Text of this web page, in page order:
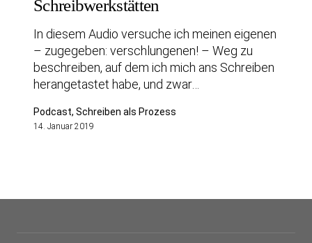
Schreibwerkstätten
In diesem Audio versuche ich meinen eigenen
– zugegeben: verschlungenen! – Weg zu
beschreiben, auf dem ich mich ans Schreiben
herangetastet habe, und zwar…
Podcast, Schreiben als Prozess
14. Januar 2019